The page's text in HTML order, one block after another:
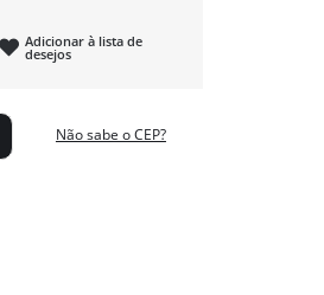
Adicionar à lista de
desejos
Não sabe o CEP?